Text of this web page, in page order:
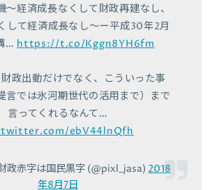
〜経済成長なくして財政再建なし、
して経済成長なし〜ー平成30年2月
… https://t.co/Kggn8YH6fm
政出動だけでなく、こういった事
言では氷河期世代の活用まで）まで
言ってくれるなんて…
ebV44lnQfh
政赤字は国民黒字 (@pixl_jasa)2018
年8月7日